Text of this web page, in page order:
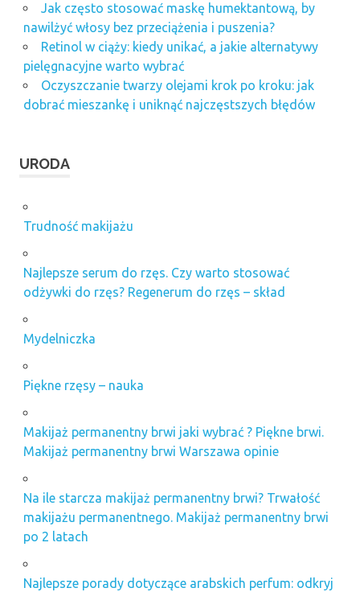
Jak często stosować maskę humektantową, by
nawilżyć włosy bez przeciążenia i puszenia?
Retinol w ciąży: kiedy unikać, a jakie alternatywy
pielęgnacyjne warto wybrać
Oczyszczanie twarzy olejami krok po kroku: jak
dobrać mieszankę i uniknąć najczęstszych błędów
URODA
Trudność makijażu
Najlepsze serum do rzęs. Czy warto stosować
odżywki do rzęs? Regenerum do rzęs – skład
Mydelniczka
Piękne rzęsy – nauka
Makijaż permanentny brwi jaki wybrać ? Piękne brwi.
Makijaż permanentny brwi Warszawa opinie
Na ile starcza makijaż permanentny brwi? Trwałość
makijażu permanentnego. Makijaż permanentny brwi
po 2 latach
Najlepsze porady dotyczące arabskich perfum: odkryj